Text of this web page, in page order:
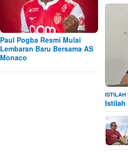
Paul Pogba Resmi Mulai
Lembaran Baru Bersama AS
Monaco
ISTILAH
Istilah